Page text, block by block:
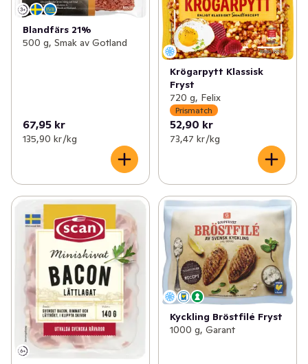
Blandfärs 21%
500 g, Smak av Gotland
67,95 kr
135,90 kr /kg
Krögarpytt Klassisk
Fryst
720 g, Felix
Prismatch
52,90 kr
73,47 kr /kg
Kyckling Bröstfilé Fryst
1000 g, Garant